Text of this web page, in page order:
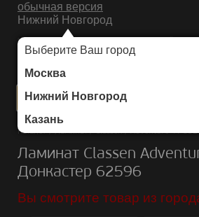
обычная версия
Нижний Новгород
Выберите Ваш город
Москва
Нижний Новгород
Казань
ИНТЕРНЕТ-МАГАЗИН НАПОЛЬНЫХ ПОКРЫТИЙ
Каталог/Ламинат/Classen/Adventure 4V 832
Ламинат Classen
Донкастер 62596
Вы смотрите товар из